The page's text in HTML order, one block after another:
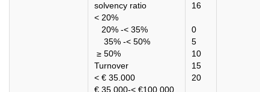
solvency ratio
< 20%
20% -< 35%
35% -< 50%
≥ 50%
Turnover
< € 35.000
€ 35.000-< €100.000
16
0
5
10
15
20